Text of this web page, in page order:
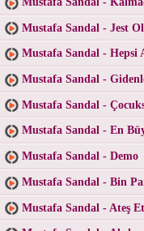
Mustafa Sandal - Jest
Mustafa Sandal - Hepsi
Mustafa Sandal -
Mustafa Sandal -
Mustafa Sandal - En
Mustafa Sandal - Demo
Mustafa Sandal - Bin
Mustafa Sandal - Ateş